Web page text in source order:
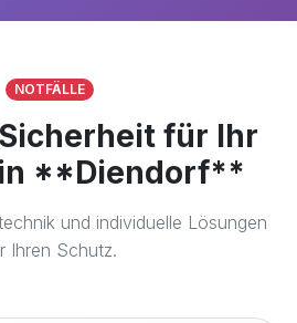
NOTFÄLLE
für Ihr
**Diendorf**
und individuelle Lösungen
Ihren Schutz.